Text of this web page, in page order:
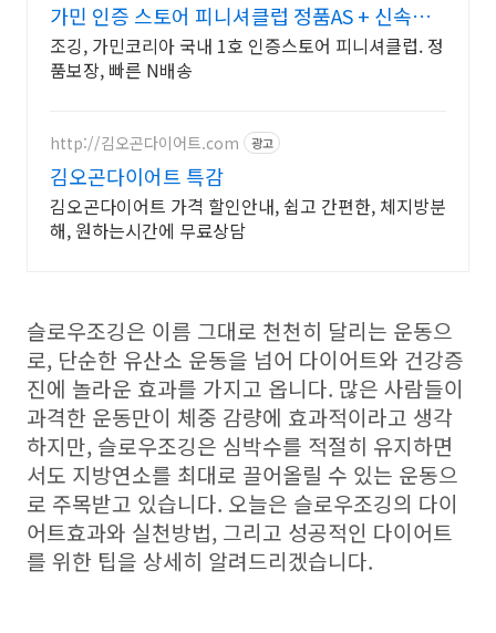
가민 인증 스토어 피니셔클럽 정품AS + 신속보
장 N배송
조깅, 가민코리아 국내 1호 인증스토어 피니셔클럽. 정
품보장, 빠른 N배송
http://김오곤다이어트.com 광고
김오곤다이어트 특감
김오곤다이어트 가격 할인안내, 쉽고 간편한, 체지방분
해, 원하는시간에 무료상담
슬로우조깅은 이름 그대로 천천히 달리는 운동으
로, 단순한 유산소 운동을 넘어 다이어트와 건강증
진에 놀라운 효과를 가지고 옵니다. 많은 사람들이
과격한 운동만이 체중 감량에 효과적이라고 생각
하지만, 슬로우조깅은 심박수를 적절히 유지하면
서도 지방연소를 최대로 끌어올릴 수 있는 운동으
로 주목받고 있습니다. 오늘은 슬로우조깅의 다이
어트효과와 실천방법, 그리고 성공적인 다이어트
를 위한 팁을 상세히 알려드리겠습니다.